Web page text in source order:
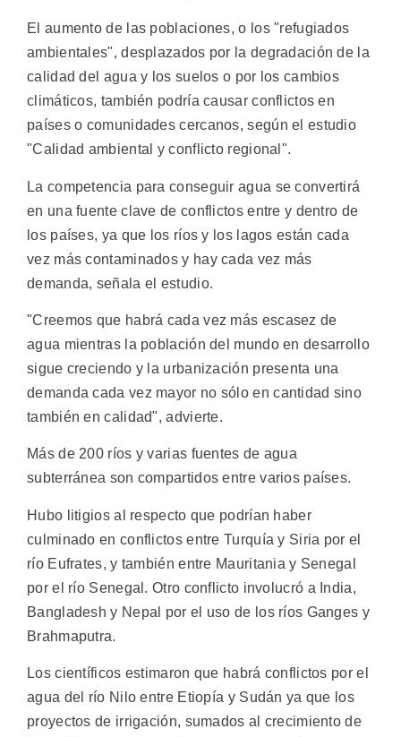
El aumento de las poblaciones, o los "refugiados
ambientales", desplazados por la degradación de la
calidad del agua y los suelos o por los cambios
climáticos, también podría causar conflictos en
países o comunidades cercanos, según el estudio
"Calidad ambiental y conflicto regional".
La competencia para conseguir agua se convertirá
en una fuente clave de conflictos entre y dentro de
los países, ya que los ríos y los lagos están cada
vez más contaminados y hay cada vez más
demanda, señala el estudio.
"Creemos que habrá cada vez más escasez de
agua mientras la población del mundo en desarrollo
sigue creciendo y la urbanización presenta una
demanda cada vez mayor no sólo en cantidad sino
también en calidad", advierte.
Más de 200 ríos y varias fuentes de agua
subterránea son compartidos entre varios países.
Hubo litigios al respecto que podrían haber
culminado en conflictos entre Turquía y Siria por el
río Eufrates, y también entre Mauritania y Senegal
por el río Senegal. Otro conflicto involucró a India,
Bangladesh y Nepal por el uso de los ríos Ganges y
Brahmaputra.
Los científicos estimaron que habrá conflictos por el
agua del río Nilo entre Etiopía y Sudán ya que los
proyectos de irrigación, sumados al crecimiento de